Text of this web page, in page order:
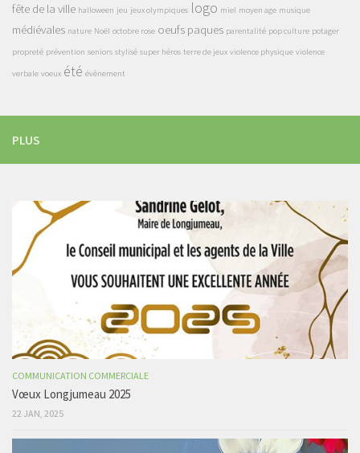
fête de la ville halloween jeu jeux olympiques logo miel moyen age musique
médiévales nature Noël octobre rose oeufs paques parentalité pop culture potager
propreté prévention seniors stylisé super héros terre de jeux violence physique violence
verbale voeux été évènement
PLUS
COMMUNICATION COMMERCIALE
Vœux Longjumeau 2025
22 JAN, 2025